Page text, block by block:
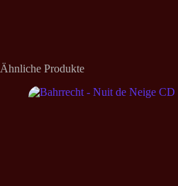
Ähnliche Produkte